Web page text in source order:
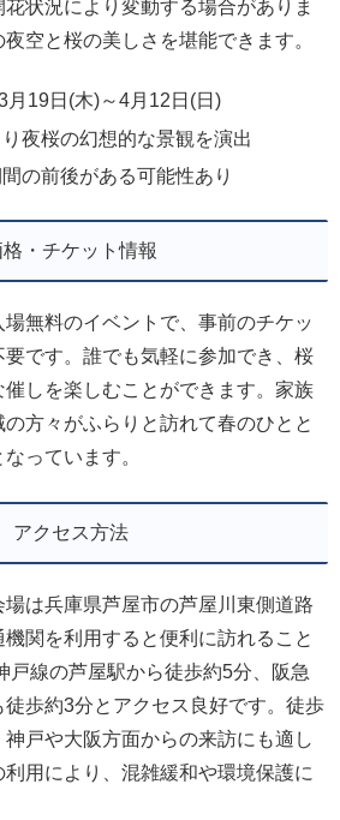
花状況により変動する場合がありま
空と桜の美しさを堪能できます。
月19日(木)～4月12日(日)
夜桜の幻想的な景観を演出
の前後がある可能性あり
・チケット情報
無料のイベントで、事前のチケッ
要です。誰でも気軽に参加でき、桜
しを楽しむことができます。家族
方々がふらりと訪れて春のひとと
っています。
アクセス方法
は兵庫県芦屋市の芦屋川東側道路
関を利用すると便利に訪れること
戸線の芦屋駅から徒歩約5分、阪急
歩約3分とアクセス良好です。徒歩
戸や大阪方面からの来訪にも適し
用により、混雑緩和や環境保護に